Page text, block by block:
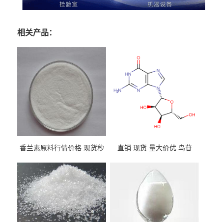
相关产品：
香兰素原料行情价格 现货秒
直销 现货 量大价优 鸟苷